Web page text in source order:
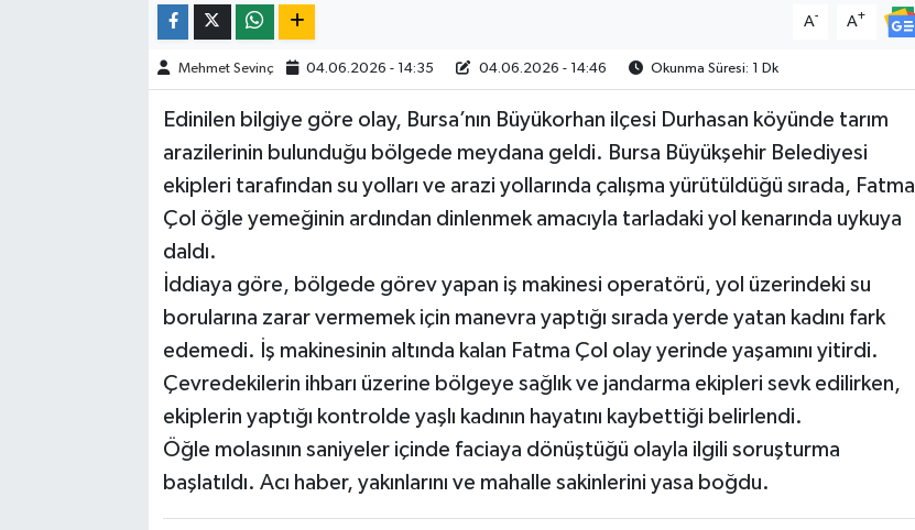
A- A+
Mehmet Sevinç 04.06.2026 - 14:35 04.06.2026 - 14:46 Okunma Süresi: 1 Dk
Edinilen bilgiye göre olay, Bursa’nın Büyükorhan ilçesi Durhasan köyünde tarım
arazilerinin bulunduğu bölgede meydana geldi. Bursa Büyükşehir Belediyesi
ekipleri tarafından su yolları ve arazi yollarında çalışma yürütüldüğü sırada, Fatma
Çol öğle yemeğinin ardından dinlenmek amacıyla tarladaki yol kenarında uykuya
daldı.
İddiaya göre, bölgede görev yapan iş makinesi operatörü, yol üzerindeki su
borularına zarar vermemek için manevra yaptığı sırada yerde yatan kadını fark
edemedi. İş makinesinin altında kalan Fatma Çol olay yerinde yaşamını yitirdi.
Çevredekilerin ihbarı üzerine bölgeye sağlık ve jandarma ekipleri sevk edilirken,
ekiplerin yaptığı kontrolde yaşlı kadının hayatını kaybettiği belirlendi.
Öğle molasının saniyeler içinde faciaya dönüştüğü olayla ilgili soruşturma
başlatıldı. Acı haber, yakınlarını ve mahalle sakinlerini yasa boğdu.